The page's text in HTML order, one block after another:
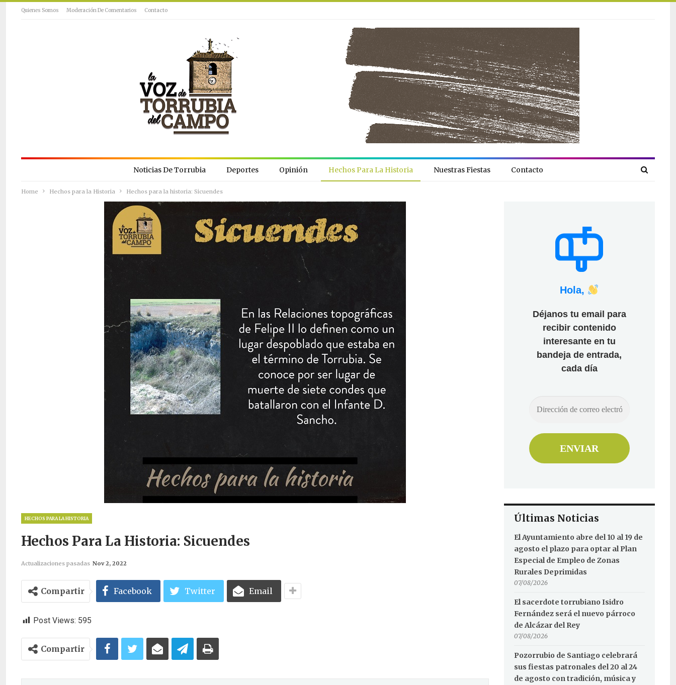
Quienes Somos Moderación De Comentarios Contacto
Noticias De Torrubia Deportes Opinión Hechos Para La Historia Nuestras Fiestas Contacto
Home Hechos para la Historia Hechos para la historia: Sicuendes
HECHOS PARA LA HISTORIA
Hechos Para La Historia: Sicuendes
Actualizaciones pasadas Nov 2, 2022
Compartir Facebook Twitter Email
Post Views: 595
Compartir
Hola,
Déjanos tu email para
recibir contenido
interesante en tu
bandeja de entrada,
cada día
Últimas Noticias
El Ayuntamiento abre del 10 al 19 de
agosto el plazo para optar al Plan
Especial de Empleo de Zonas
Rurales Deprimidas
07/08/2026
El sacerdote torrubiano Isidro
Fernández será el nuevo párroco
de Alcázar del Rey
07/08/2026
Pozorrubio de Santiago celebrará
sus fiestas patronales del 20 al 24
de agosto con tradición, música y